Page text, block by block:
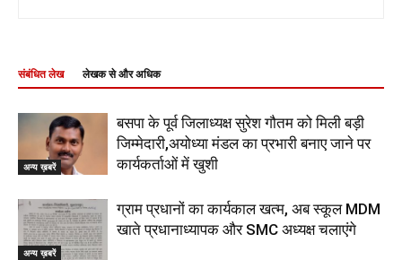
संबंधित लेख लेखक से और अधिक
अन्य ख़बरें
बसपा के पूर्व जिलाध्यक्ष सुरेश गौतम को मिली बड़ी
जिम्मेदारी,अयोध्या मंडल का प्रभारी बनाए जाने पर
कार्यकर्ताओं में खुशी
अन्य ख़बरें
ग्राम प्रधानों का कार्यकाल खत्म, अब स्कूल MDM
खाते प्रधानाध्यापक और SMC अध्यक्ष चलाएंगे